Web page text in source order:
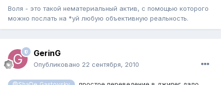
Воля - это такой нематериальный актив, с помощью которого
можно послать на *уй любую объективную реальность.
GerinG
Опубликовано 22 сентября, 2010